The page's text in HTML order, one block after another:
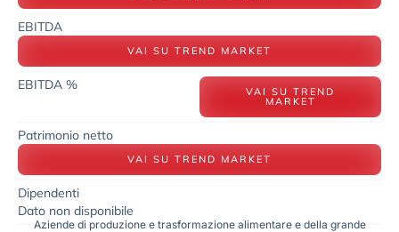
EBITDA
VAI SU TREND MARKET
EBITDA % VAI SU TREND
MARKET
Patrimonio netto
VAI SU TREND MARKET
Dipendenti
Dato non disponibile
Aziende di produzione e trasformazione alimentare e della grande